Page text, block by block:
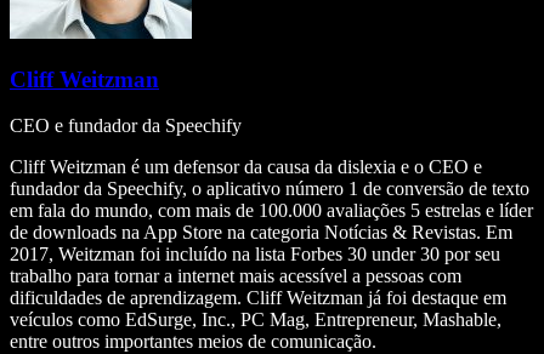
Cliff Weitzman
CEO e fundador da Speechify
Cliff Weitzman é um defensor da causa da dislexia e o CEO e
fundador da Speechify, o aplicativo número 1 de conversão de texto
em fala do mundo, com mais de 100.000 avaliações 5 estrelas e líder
de downloads na App Store na categoria Notícias & Revistas. Em
2017, Weitzman foi incluído na lista Forbes 30 under 30 por seu
trabalho para tornar a internet mais acessível a pessoas com
dificuldades de aprendizagem. Cliff Weitzman já foi destaque em
veículos como EdSurge, Inc., PC Mag, Entrepreneur, Mashable,
entre outros importantes meios de comunicação.